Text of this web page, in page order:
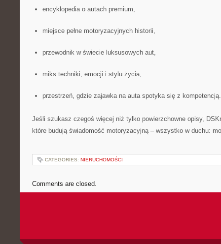
encyklopedia o autach premium,
miejsce pełne motoryzacyjnych historii,
przewodnik w świecie luksusowych aut,
miks techniki, emocji i stylu życia,
przestrzeń, gdzie zajawka na auta spotyka się z kompetencją.
Jeśli szukasz czegoś więcej niż tylko powierzchowne opisy,
które budują świadomość motoryzacyjną – wszystko w duchu:
CATEGORIES: NIERUCHOMOŚCI
Comments are closed.